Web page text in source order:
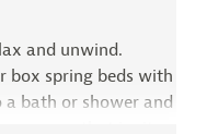
and unwind.
box spring beds with
a bath or shower and